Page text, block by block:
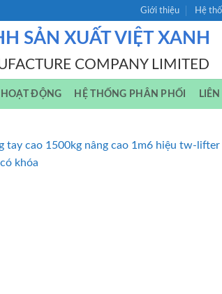
Giới thiệu Hệ
SẢN XUẤT VIỆT XANH
COMPANY LIMITED
HOẠT ĐỘNG HỆ THỐNG PHÂN PHỐI